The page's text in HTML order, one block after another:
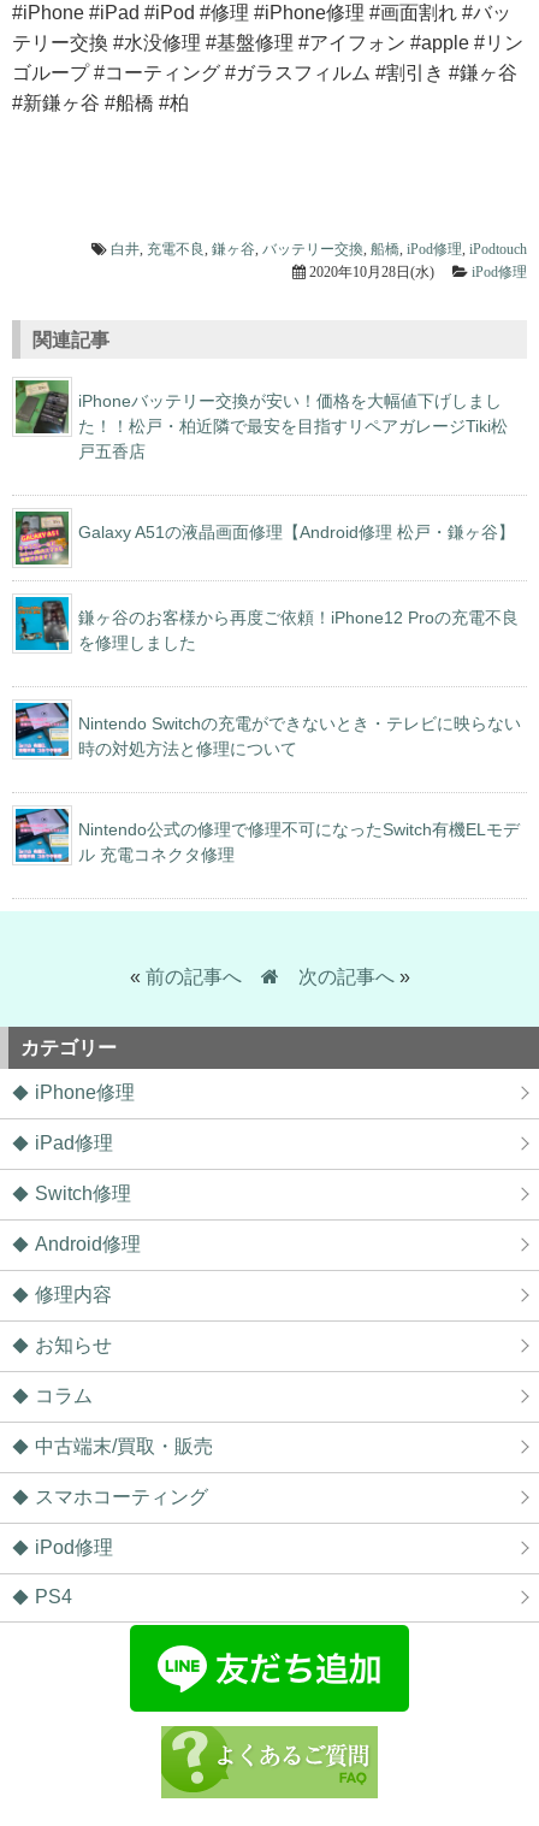
#iPhone #iPad #iPod #修理 #iPhone修理 #画面割れ #バッ
テリー交換 #水没修理 #基盤修理 #アイフォン #apple #リン
ゴループ #コーティング #ガラスフィルム #割引き #鎌ヶ谷
#新鎌ヶ谷 #船橋 #柏
白井 充電不良 鎌ヶ谷 バッテリー交換 船橋 iPod修理 iPodtouch
2020年10月28日(水)
iPod修理
関連記事
iPhoneバッテリー交換が安い！価格を大幅値下げしまし
た！！松戸・柏近隣で最安を目指すリペアガレージTiki松
戸五香店
Galaxy A51の液晶画面修理【Android修理 松戸・鎌ヶ谷】
鎌ヶ谷のお客様から再度ご依頼！iPhone12 Proの充電不良
を修理しました
Nintendo Switchの充電ができないとき・テレビに映らない
時の対処方法と修理について
Nintendo公式の修理で修理不可になったSwitch有機ELモデ
ル 充電コネクタ修理
« 前の記事へ 次の記事へ»
カテゴリー
iPhone修理
iPad修理
Switch修理
Android修理
修理内容
お知らせ
コラム
中古端末/買取・販売
スマホコーティング
iPod修理
PS4